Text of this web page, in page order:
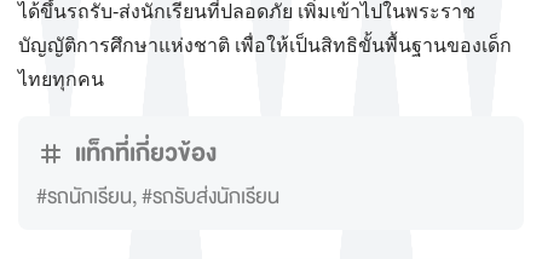
ได้ขึ้นรถรับ-ส่งนักเรียนที่ปลอดภัย เพิ่มเข้าไปในพระราช
บัญญัติการศึกษาแห่งชาติ เพื่อให้เป็นสิทธิขั้นพื้นฐานของเด็ก
ไทยทุกคน
แท็กที่เกี่ยวข้อง
#รถนักเรียน,#รถรับส่งนักเรียน